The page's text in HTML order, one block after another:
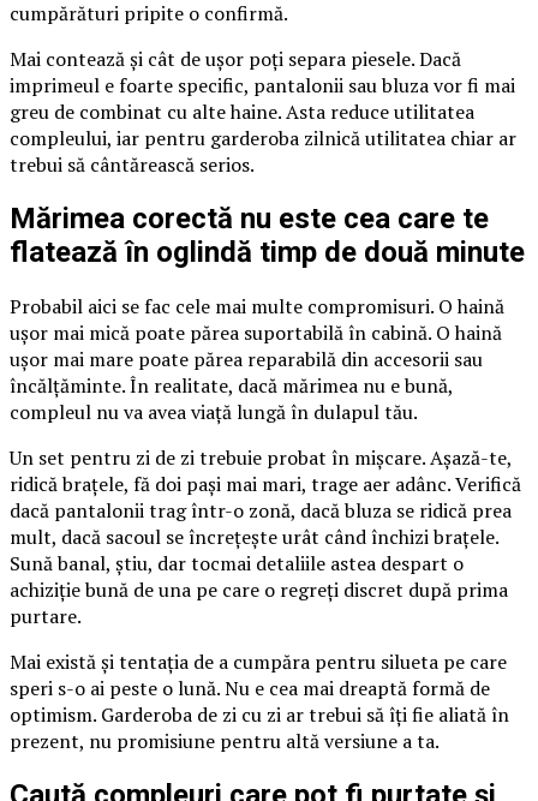
cumpărături pripite o confirmă.
Mai contează și cât de ușor poți separa piesele. Dacă
imprimeul e foarte specific, pantalonii sau bluza vor fi mai
greu de combinat cu alte haine. Asta reduce utilitatea
compleului, iar pentru garderoba zilnică utilitatea chiar ar
trebui să cântărească serios.
Mărimea corectă nu este cea care te
flatează în oglindă timp de două minute
Probabil aici se fac cele mai multe compromisuri. O haină
ușor mai mică poate părea suportabilă în cabină. O haină
ușor mai mare poate părea reparabilă din accesorii sau
încălțăminte. În realitate, dacă mărimea nu e bună,
compleul nu va avea viață lungă în dulapul tău.
Un set pentru zi de zi trebuie probat în mișcare. Așază-te,
ridică brațele, fă doi pași mai mari, trage aer adânc. Verifică
dacă pantalonii trag într-o zonă, dacă bluza se ridică prea
mult, dacă sacoul se încrețește urât când închizi brațele.
Sună banal, știu, dar tocmai detaliile astea despart o
achiziție bună de una pe care o regreți discret după prima
purtare.
Mai există și tentația de a cumpăra pentru silueta pe care
speri s-o ai peste o lună. Nu e cea mai dreaptă formă de
optimism. Garderoba de zi cu zi ar trebui să îți fie aliată în
prezent, nu promisiune pentru altă versiune a ta.